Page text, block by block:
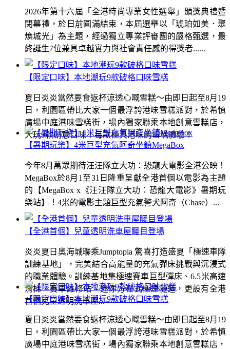
【限定口味】本地潮玩9款破格口味雪糕
夏日炎炎當然要食返杯涼透心嘅雪糕～由即日起至8月19
日，利園區帶比大家一個最浮誇港味雪糕派對，於希慎
廣場中庭港味雪糕街，場內獨家聯乘本地創意雪糕店，
大玩9款創意口味！每款極具港味的雪糕體驗！
【全港首個】兒童透明洗車屋矚目登場
炎炎夏日奧海城聯乘Jumptopia 驚喜打造盛夏「極速車隊
訓練基地」，完美結合高能量的充氣彈床挑戰與沉浸式
的職業體驗。訓練基地集極速賽車巨型彈床、6.5米高速
滑梯、賽車維修站、迷你方程式極速隧道，更設有全港
首個兒童透明洗車屋...
2026年第十六屆「全港時尚專業女性選舉」頒獎典禮暨
閉幕禮，於日前圓滿結束，本屆選舉以「琥珀如美．聚
煥城光」為主題，經過獨立專業評審團的嚴格甄選，最
終誕生7位兼具卓越實力與社會責任感的得獎者......
【暑期玩樂】4米巨型充氣阿奇坐鎮MegaBox
今年8月萬眾期待汪汪隊立大功：恐龍大電影全港公映！
MegaBox於8月1至31日隆重呈獻全港首個以電影為主題
的【MegaBox x《汪汪隊立大功：恐龍大電影》暑期玩
樂站】！4米的電影主題巨型充氣警犬阿奇（Chase）...
【限定口味】本地潮玩9款破格口味雪糕
夏日炎炎當然要食返杯涼透心嘅雪糕～由即日起至8月19
日，利園區帶比大家一個最浮誇港味雪糕派對，於希慎
廣場中庭港味雪糕街，場內獨家聯乘本地創意雪糕店，